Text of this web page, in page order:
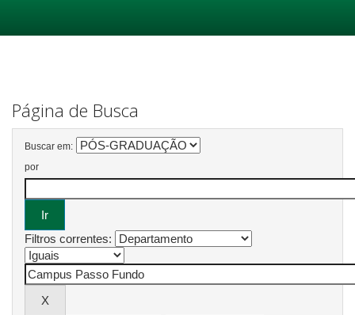
Página de Busca
Buscar em:
por
Filtros correntes: